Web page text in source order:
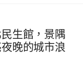
生館，景隅
晚的城市浪